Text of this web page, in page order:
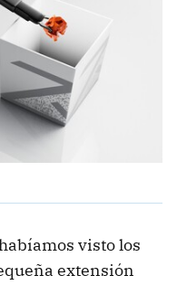
visto los
extensión